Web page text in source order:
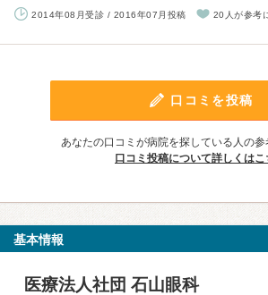
2014年08月受診 / 2016年07月投稿 20人が参考
口コミを投稿
あなたの口コミが病院を探している人の参
口コミ投稿について詳しくはこ
基本情報
医療法人社団 石山眼科